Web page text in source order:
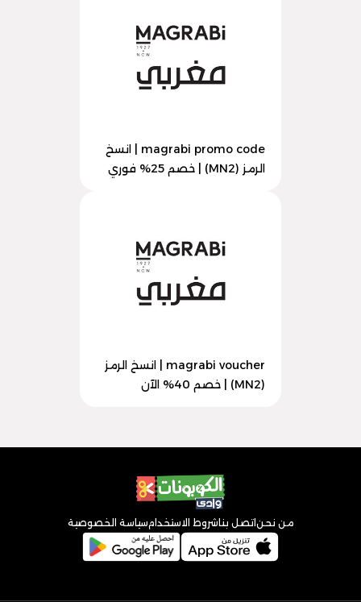
magrabi promo code | انسخ
الرمز (MN2) | خصم 25% فوري
magrabi voucher | انسخ الرمز
(MN2) | خصم 40% الآن
من نحن اتصل بنا شروط الاستخدامسياسة الخصوصية